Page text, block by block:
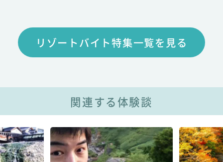
リゾートバイト特集一覧を見る
関連する体験談